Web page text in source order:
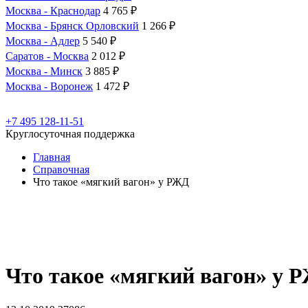
Москва - Краснодар 4 765 ₽
Москва - Брянск Орловский 1 266 ₽
Москва - Адлер 5 540 ₽
Саратов - Москва 2 012 ₽
Москва - Минск 3 885 ₽
Москва - Воронеж 1 472 ₽
+7 495 128-11-51
Круглосуточная поддержка
Главная
Справочная
Что такое «мягкий вагон» у РЖД
Что такое «мягкий вагон» у